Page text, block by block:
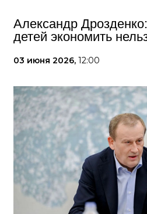
Александр
детей экономить
03 июня 2026, 12:00